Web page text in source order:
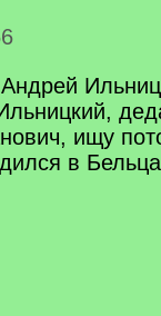
ищу
в